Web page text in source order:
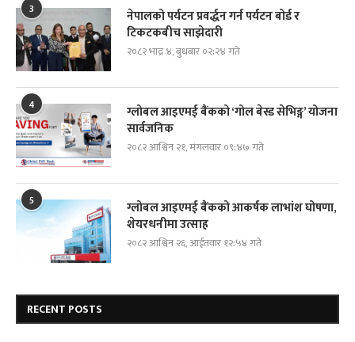
3
नेपालको पर्यटन प्रवर्द्धन गर्न पर्यटन बोर्ड र
टिकटकबीच साझेदारी
२०८२ भाद्र ४, बुधबार ०२:२४ गते
4
ग्लोबल आइएमई बैंकको ‘गोल बेस्ड सेभिङ्ग’ योजना
सार्वजनिक
२०८२ आश्विन २१, मंगलवार ०९:४७ गते
5
ग्लोबल आइएमई बैंकको आकर्षक लाभांश घोषणा,
शेयरधनीमा उत्साह
२०८२ आश्विन २६, आईतवार १२:५४ गते
RECENT POSTS